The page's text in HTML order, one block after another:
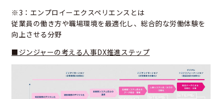
※3：エンプロイーエクスペリエンスとは
従業員の働き方や職場環境を最適化し、総合的な労働体験を
向上させる分野
■ジンジャーの考える人事DX推進ステップ